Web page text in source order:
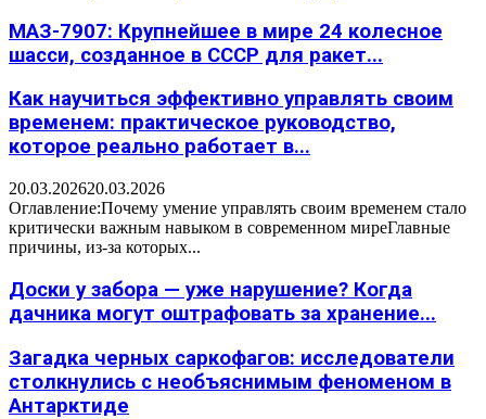
МАЗ-7907: Крупнейшее в мире 24 колесное
шасси, созданное в СССР для ракет...
Как научиться эффективно управлять своим
временем: практическое руководство,
которое реально работает в...
20.03.202620.03.2026
Оглавление:Почему умение управлять своим временем стало
критически важным навыком в современном миреГлавные
причины, из-за которых...
Доски у забора — уже нарушение? Когда
дачника могут оштрафовать за хранение...
Загадка черных саркофагов: исследователи
столкнулись с необъяснимым феноменом в
Антарктиде